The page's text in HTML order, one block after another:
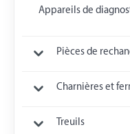
Appareils de
Pièces de
Charnières et
Treuils